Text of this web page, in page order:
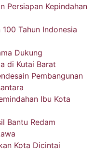
Persiapan Kepindahan
Tahun Indonesia
Dukung
di Kutai Barat
Pembangunan
Ibu Kota
Bantu Redam
Kota Dicintai